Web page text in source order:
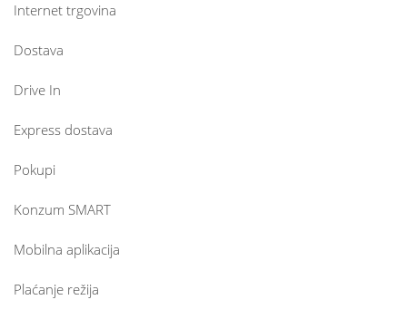
Internet trgovina
Dostava
Drive In
Express dostava
Pokupi
Konzum SMART
Mobilna aplikacija
Plaćanje režija